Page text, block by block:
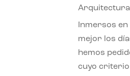
Arquitectura
Inmersos
mejor los
hemos
cuyo criterio